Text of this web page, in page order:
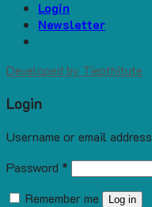
Login
Newsletter
Developed by Tiepthitute
Login
Username or email address
Password *
Remember me
Log in